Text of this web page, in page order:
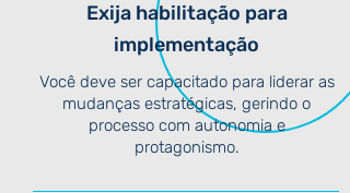
Exija habilitação para
implementação
Você deve ser capacitado para liderar as
mudanças estratégicas, gerindo o
processo com autonomia e
protagonismo.